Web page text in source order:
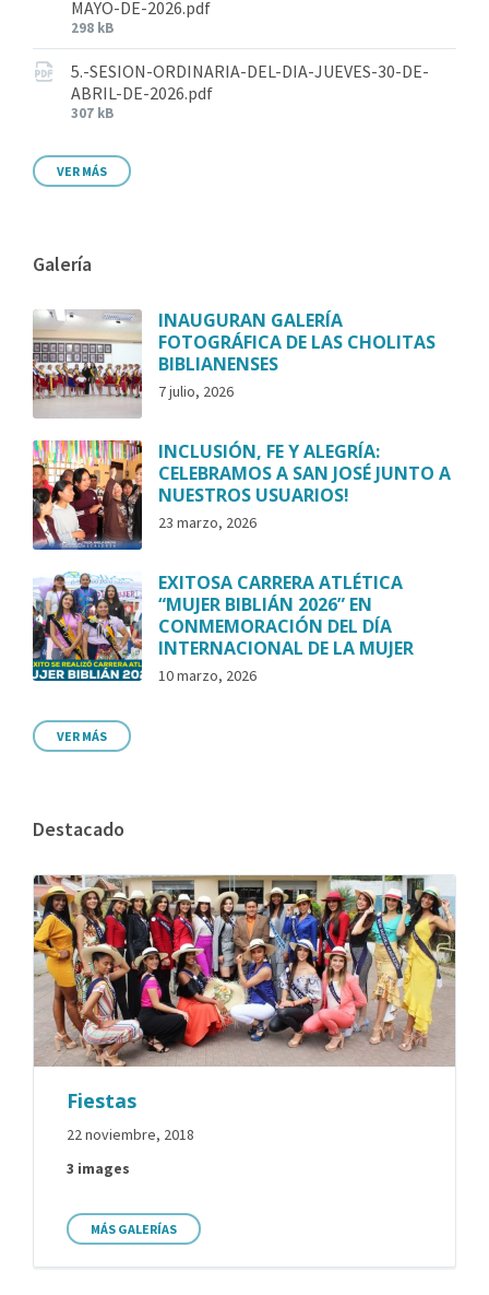
MAYO-DE-2026.pdf
298 kB
5.-SESION-ORDINARIA-DEL-DIA-JUEVES-30-DE-
ABRIL-DE-2026.pdf
307 kB
VER MÁS
Galería
INAUGURAN GALERÍA
FOTOGRÁFICA DE LAS CHOLITAS
BIBLIANENSES
7 julio, 2026
INCLUSIÓN, FE Y ALEGRÍA:
CELEBRAMOS A SAN JOSÉ JUNTO A
NUESTROS USUARIOS!
23 marzo, 2026
EXITOSA CARRERA ATLÉTICA
“MUJER BIBLIÁN 2026” EN
CONMEMORACIÓN DEL DÍA
INTERNACIONAL DE LA MUJER
10 marzo, 2026
VER MÁS
Destacado
Fiestas
22 noviembre, 2018
3 images
MÁS GALERÍAS